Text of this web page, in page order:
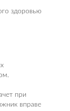
здоровью
при
вправе